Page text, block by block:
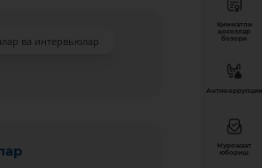
ва интервьюлар
Қимматли
қоғозлар
бозори
Антикоррупция
Мурожаат
юбориш